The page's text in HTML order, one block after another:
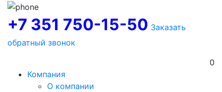
+7 351 750-15-50 Заказать
обратный звонок
0
Компания
О компании